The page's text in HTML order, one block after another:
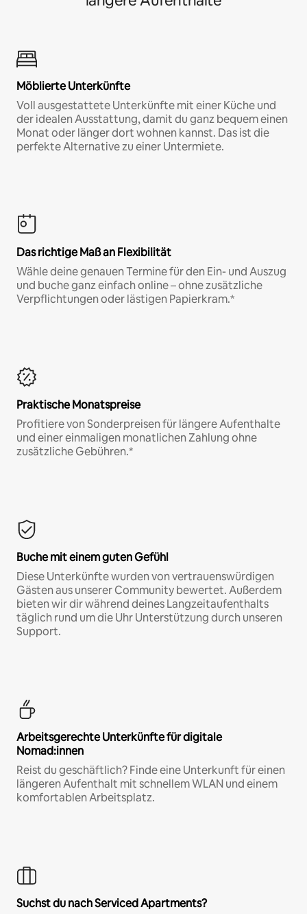
Möblierte Unterkünfte
Voll ausgestattete Unterkünfte mit einer Küche und
der idealen Ausstattung, damit du ganz bequem einen
Monat oder länger dort wohnen kannst. Das ist die
perfekte Alternative zu einer Untermiete.
Das richtige Maß an Flexibilität
Wähle deine genauen Termine für den Ein- und Auszug
und buche ganz einfach online – ohne zusätzliche
Verpflichtungen oder lästigen Papierkram.*
Praktische Monatspreise
Profitiere von Sonderpreisen für längere Aufenthalte
und einer einmaligen monatlichen Zahlung ohne
zusätzliche Gebühren.*
Buche mit einem guten Gefühl
Diese Unterkünfte wurden von vertrauenswürdigen
Gästen aus unserer Community bewertet. Außerdem
bieten wir dir während deines Langzeitaufenthalts
täglich rund um die Uhr Unterstützung durch unseren
Support.
Arbeitsgerechte Unterkünfte für digitale
Nomad:innen
Reist du geschäftlich? Finde eine Unterkunft für einen
längeren Aufenthalt mit schnellem WLAN und einem
komfortablen Arbeitsplatz.
Suchst du nach Serviced Apartments?